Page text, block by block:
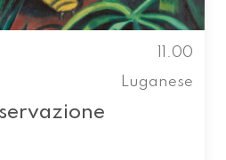
11.00
Luganese